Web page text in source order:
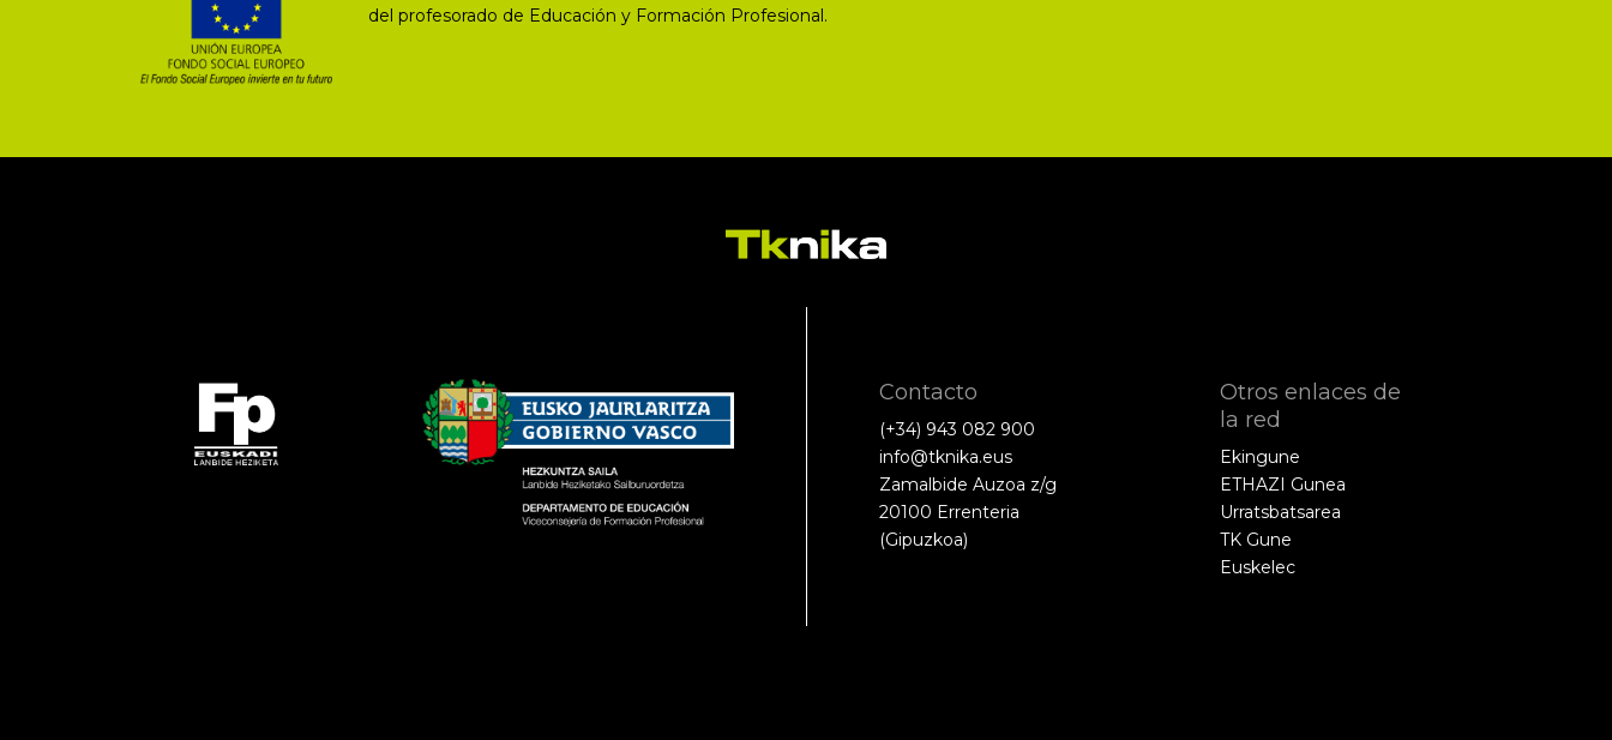
del profesorado de Educación y Formación Profesional.
Contacto
(+34) 943 082 900
info@tknika.eus
Zamalbide Auzoa z/g
20100 Errenteria
(Gipuzkoa)
Otros enlaces de
la red
Ekingune
ETHAZI Gunea
Urratsbatsarea
TK Gune
Euskelec